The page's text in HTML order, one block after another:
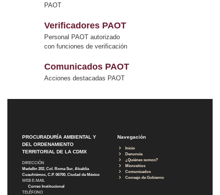
PAOT
Verificadores PAOT
Personal PAOT autorizado
con funciones de verificación
Comunicados PAOT
Acciones destacadas PAOT
PROCURADURÍA AMBIENTAL Y
DEL ORDENAMIENTO
TERRITORIAL DE LA CDMX
DIRECCIÓN
Medellín 202, Col. Roma Sur, Alcaldía
Cuauhtémoc, C.P. 06700, Ciudad de México
WEB E-MAIL
Correo Institucional
TELÉFONO
Navegación
Inicio
Denuncia
¿Quiénes somos?
Micrositios
Comunicados
Consejo de Gobierno